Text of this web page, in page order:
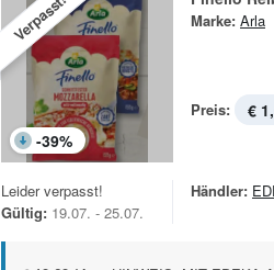
Verpasst!
-39%
Marke: Arla
Preis: €
Leider verpasst!
Gültig: 19.07. - 25.07.
Händler: